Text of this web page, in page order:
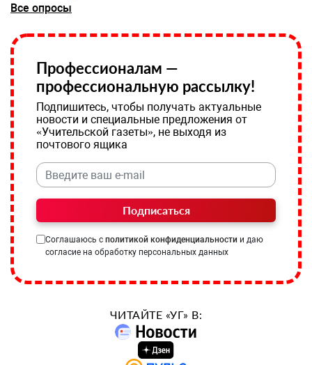
Все опросы
Профессионалам —
профессиональную рассылку!
Подпишитесь, чтобы получать актуальные
новости и специальные предложения от
«Учительской газеты», не выходя из
почтового ящика
Подписаться
Соглашаюсь с политикой конфиденциальности и даю
согласие на обработку персональных данных
ЧИТАЙТЕ «УГ» В: